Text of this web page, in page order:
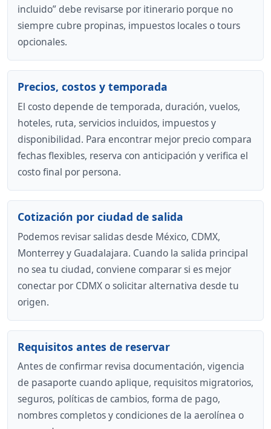
incluido” debe revisarse por itinerario porque no
siempre cubre propinas, impuestos locales o tours
opcionales.
Precios, costos y temporada
El costo depende de temporada, duración, vuelos,
hoteles, ruta, servicios incluidos, impuestos y
disponibilidad. Para encontrar mejor precio compara
fechas flexibles, reserva con anticipación y verifica el
costo final por persona.
Cotización por ciudad de salida
Podemos revisar salidas desde México, CDMX,
Monterrey y Guadalajara. Cuando la salida principal
no sea tu ciudad, conviene comparar si es mejor
conectar por CDMX o solicitar alternativa desde tu
origen.
Requisitos antes de reservar
Antes de confirmar revisa documentación, vigencia
de pasaporte cuando aplique, requisitos migratorios,
seguros, políticas de cambios, forma de pago,
nombres completos y condiciones de la aerolínea o